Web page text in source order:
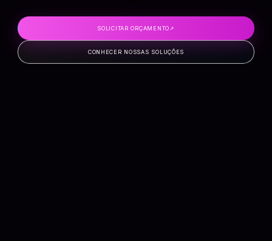
SOLICITAR ORÇAMENTO↗
CONHECER NOSSAS SOLUÇÕES